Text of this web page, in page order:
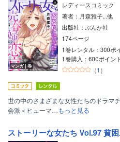
マンガ｜巻
レディースコミック
著者：月森雅子...他
出版社：ぶんか社
174ページ
1巻レンタル：300ポ
1巻購入：600ポイント
（1 ）
世の中のさまざまな女性たちのドラマ
会派＜ヒューマ…もっと見る
ストーリーな女たち Vol.97 貧